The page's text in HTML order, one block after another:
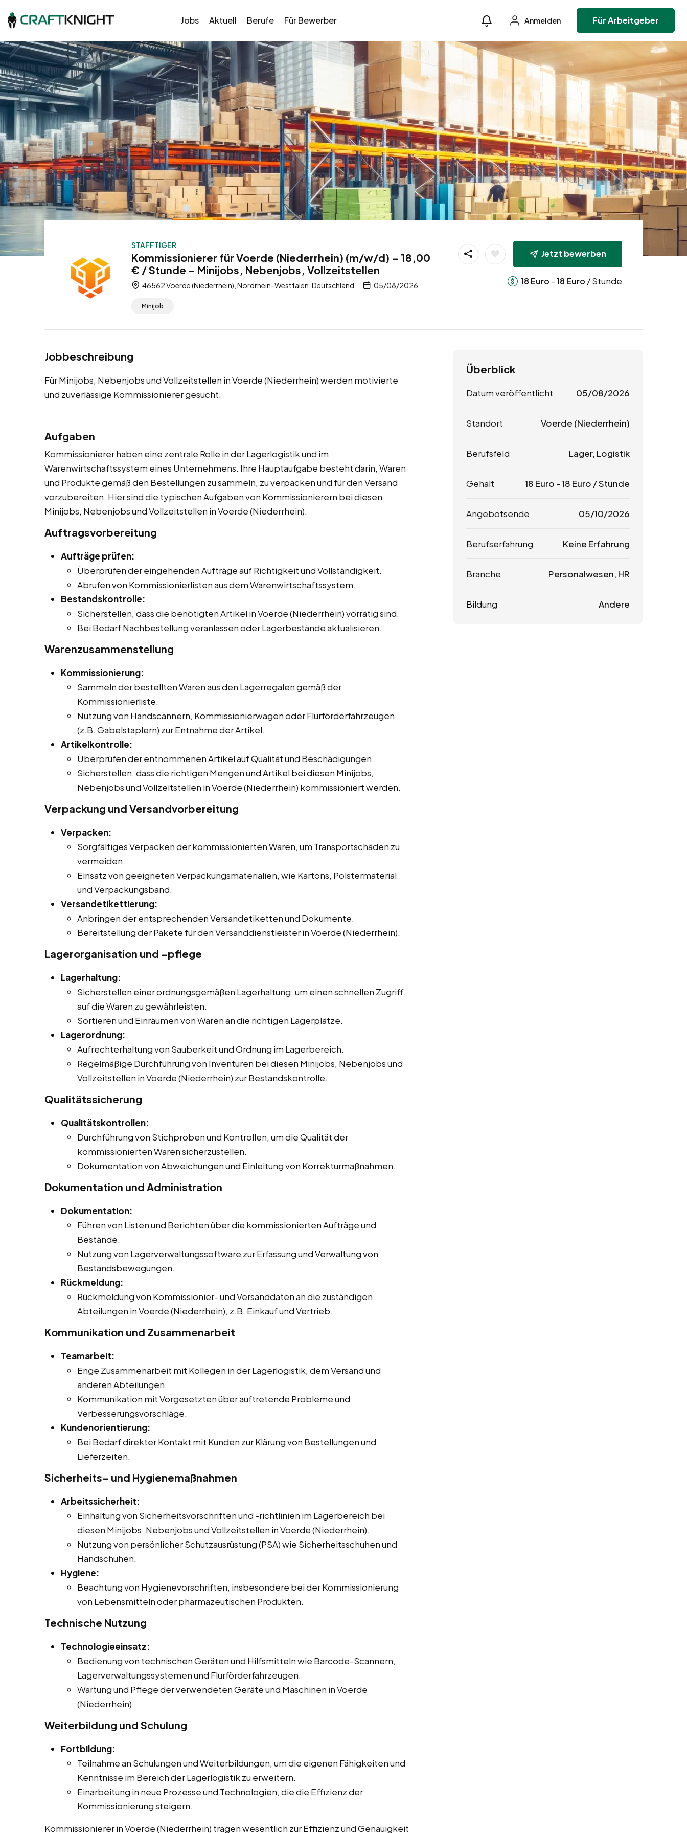
Jobs Aktuell Berufe Für Bewerber Anmelden Für Arbeitgeber
STAFFTIGER
Kommissionierer für Voerde (Niederrhein) (m/w/d) – 18,00
€ / Stunde – Minijobs, Nebenjobs, Vollzeitstellen
46562 Voerde (Niederrhein), Nordrhein-Westfalen, Deutschland 05/08/2026
Minijob
Jetzt bewerben
18 Euro -18 Euro / Stunde
Jobbeschreibung
Für Minijobs, Nebenjobs und Vollzeitstellen in Voerde (Niederrhein) werden motivierte
und zuverlässige Kommissionierer gesucht.
Aufgaben
Kommissionierer haben eine zentrale Rolle in der Lagerlogistik und im
Warenwirtschaftssystem eines Unternehmens. Ihre Hauptaufgabe besteht darin, Waren
und Produkte gemäß den Bestellungen zu sammeln, zu verpacken und für den Versand
vorzubereiten. Hier sind die typischen Aufgaben von Kommissionierern bei diesen
Minijobs, Nebenjobs und Vollzeitstellen in Voerde (Niederrhein):
Auftragsvorbereitung
Aufträge prüfen:
Überprüfen der eingehenden Aufträge auf Richtigkeit und Vollständigkeit.
Abrufen von Kommissionierlisten aus dem Warenwirtschaftssystem.
Bestandskontrolle:
Sicherstellen, dass die benötigten Artikel in Voerde (Niederrhein) vorrätig sind.
Bei Bedarf Nachbestellung veranlassen oder Lagerbestände aktualisieren.
Warenzusammenstellung
Kommissionierung:
Sammeln der bestellten Waren aus den Lagerregalen gemäß der
Kommissionierliste.
Nutzung von Handscannern, Kommissionierwagen oder Flurförderfahrzeugen
(z.B. Gabelstaplern) zur Entnahme der Artikel.
Artikelkontrolle:
Überprüfen der entnommenen Artikel auf Qualität und Beschädigungen.
Sicherstellen, dass die richtigen Mengen und Artikel bei diesen Minijobs,
Nebenjobs und Vollzeitstellen in Voerde (Niederrhein) kommissioniert werden.
Verpackung und Versandvorbereitung
Verpacken:
Sorgfältiges Verpacken der kommissionierten Waren, um Transportschäden zu
vermeiden.
Einsatz von geeigneten Verpackungsmaterialien, wie Kartons, Polstermaterial
und Verpackungsband.
Versandetikettierung:
Anbringen der entsprechenden Versandetiketten und Dokumente.
Bereitstellung der Pakete für den Versanddienstleister in Voerde (Niederrhein).
Lagerorganisation und -pflege
Lagerhaltung:
Sicherstellen einer ordnungsgemäßen Lagerhaltung, um einen schnellen Zugriff
auf die Waren zu gewährleisten.
Sortieren und Einräumen von Waren an die richtigen Lagerplätze.
Lagerordnung:
Aufrechterhaltung von Sauberkeit und Ordnung im Lagerbereich.
Regelmäßige Durchführung von Inventuren bei diesen Minijobs, Nebenjobs und
Vollzeitstellen in Voerde (Niederrhein) zur Bestandskontrolle.
Qualitätssicherung
Qualitätskontrollen:
Durchführung von Stichproben und Kontrollen, um die Qualität der
kommissionierten Waren sicherzustellen.
Dokumentation von Abweichungen und Einleitung von Korrekturmaßnahmen.
Dokumentation und Administration
Dokumentation:
Führen von Listen und Berichten über die kommissionierten Aufträge und
Bestände.
Nutzung von Lagerverwaltungssoftware zur Erfassung und Verwaltung von
Bestandsbewegungen.
Rückmeldung:
Rückmeldung von Kommissionier- und Versanddaten an die zuständigen
Abteilungen in Voerde (Niederrhein), z.B. Einkauf und Vertrieb.
Kommunikation und Zusammenarbeit
Teamarbeit:
Enge Zusammenarbeit mit Kollegen in der Lagerlogistik, dem Versand und
anderen Abteilungen.
Kommunikation mit Vorgesetzten über auftretende Probleme und
Verbesserungsvorschläge.
Kundenorientierung:
Bei Bedarf direkter Kontakt mit Kunden zur Klärung von Bestellungen und
Lieferzeiten.
Sicherheits- und Hygienemaßnahmen
Arbeitssicherheit:
Einhaltung von Sicherheitsvorschriften und -richtlinien im Lagerbereich bei
diesen Minijobs, Nebenjobs und Vollzeitstellen in Voerde (Niederrhein).
Nutzung von persönlicher Schutzausrüstung (PSA) wie Sicherheitsschuhen und
Handschuhen.
Hygiene:
Beachtung von Hygienevorschriften, insbesondere bei der Kommissionierung
von Lebensmitteln oder pharmazeutischen Produkten.
Technische Nutzung
Technologieeinsatz:
Bedienung von technischen Geräten und Hilfsmitteln wie Barcode-Scannern,
Lagerverwaltungssystemen und Flurförderfahrzeugen.
Wartung und Pflege der verwendeten Geräte und Maschinen in Voerde
(Niederrhein).
Weiterbildung und Schulung
Fortbildung:
Teilnahme an Schulungen und Weiterbildungen, um die eigenen Fähigkeiten und
Kenntnisse im Bereich der Lagerlogistik zu erweitern.
Einarbeitung in neue Prozesse und Technologien, die die Effizienz der
Kommissionierung steigern.
Kommissionierer in Voerde (Niederrhein) tragen wesentlich zur Effizienz und Genauigkeit
Überblick
Datum veröffentlicht 05/08/2026
Standort Voerde (Niederrhein)
Berufsfeld Lager, Logistik
Gehalt 18 Euro -18 Euro / Stunde
Angebotsende 05/10/2026
Berufserfahrung Keine Erfahrung
Branche Personalwesen, HR
Bildung Andere